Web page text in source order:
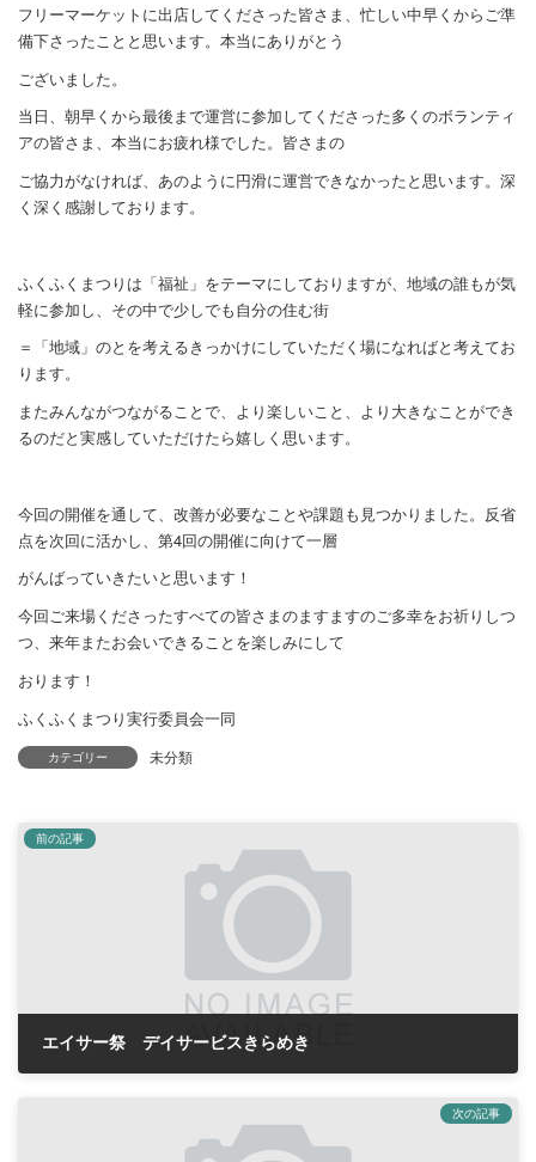
フリーマーケットに出店してくださった皆さま、忙しい中早くからご準
備下さったことと思います。本当にありがとう
ございました。
当日、朝早くから最後まで運営に参加してくださった多くのボランティ
アの皆さま、本当にお疲れ様でした。皆さまの
ご協力がなければ、あのように円滑に運営できなかったと思います。深
く深く感謝しております。
ふくふくまつりは「福祉」をテーマにしておりますが、地域の誰もが気
軽に参加し、その中で少しでも自分の住む街
＝「地域」のとを考えるきっかけにしていただく場になればと考えてお
ります。
またみんながつながることで、より楽しいこと、より大きなことができ
るのだと実感していただけたら嬉しく思います。
今回の開催を通して、改善が必要なことや課題も見つかりました。反省
点を次回に活かし、第4回の開催に向けて一層
がんばっていきたいと思います！
今回ご来場くださったすべての皆さまのますますのご多幸をお祈りしつ
つ、来年またお会いできることを楽しみにして
おります！
ふくふくまつり実行委員会一同
カテゴリー 未分類
前の記事
エイサー祭 デイサービスきらめき
次の記事